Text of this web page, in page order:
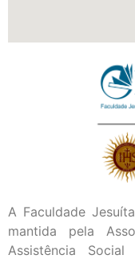
A Faculdade
mantida pela
Assistência